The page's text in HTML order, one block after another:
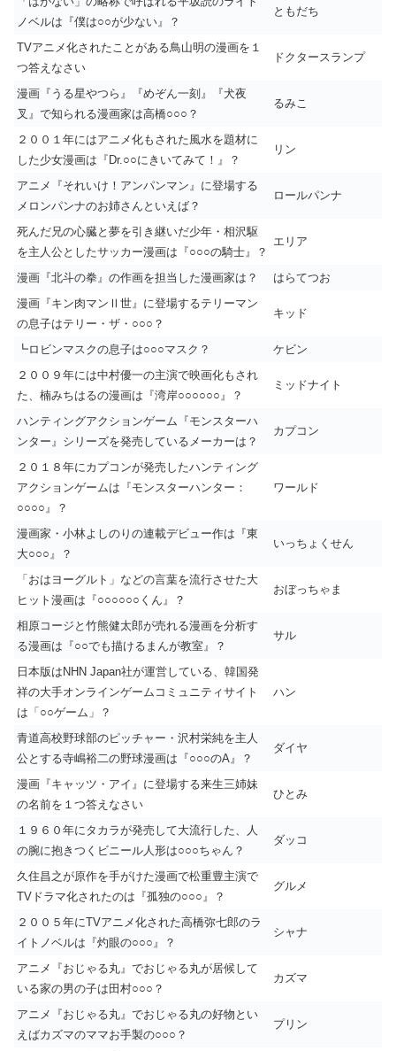
ノベルは『僕は○○が少ない』？
ともだち
TVアニメ化されたことがある鳥山明の漫画を１
つ答えなさい
ドクタースランプ
漫画『うる星やつら』『めぞん一刻』『犬夜
叉』で知られる漫画家は高橋○○○？
るみこ
２００１年にはアニメ化もされた風水を題材に
した少女漫画は『Dr.○○にきいてみて！』？
リン
アニメ『それいけ！アンパンマン』に登場する
メロンパンナのお姉さんといえば？
ロールパンナ
死んだ兄の心臓と夢を引き継いだ少年・相沢駆
を主人公としたサッカー漫画は『○○○の騎士』？
エリア
漫画『北斗の拳』の作画を担当した漫画家は？
はらてつお
漫画『キン肉マンⅡ世』に登場するテリーマン
の息子はテリー・ザ・○○○？
キッド
┗ロビンマスクの息子は○○○マスク？
ケビン
２００９年には中村優一の主演で映画化もされ
た、楠みちはるの漫画は『湾岸○○○○○○』？
ミッドナイト
ハンティングアクションゲーム『モンスターハ
ンター』シリーズを発売しているメーカーは？
カプコン
２０１８年にカプコンが発売したハンティング
アクションゲームは『モンスターハンター：
○○○○』？
ワールド
漫画家・小林よしのりの連載デビュー作は『東
大○○○』？
いっちょくせん
「おはヨーグルト」などの言葉を流行させた大
ヒット漫画は『○○○○○○くん』？
おぼっちゃま
相原コージと竹熊健太郎が売れる漫画を分析す
る漫画は『○○でも描けるまんが教室』？
サル
日本版はNHN Japan社が運営している、韓国発
祥の大手オンラインゲームコミュニティサイト
は「○○ゲーム」？
ハン
青道高校野球部のピッチャー・沢村栄純を主人
公とする寺嶋裕二の野球漫画は『○○○のA』？
ダイヤ
漫画『キャッツ・アイ』に登場する来生三姉妹
の名前を１つ答えなさい
ひとみ
１９６０年にタカラが発売して大流行した、人
の腕に抱きつくビニール人形は○○○ちゃん？
ダッコ
久住昌之が原作を手がけた漫画で松重豊主演で
TVドラマ化されたのは『孤独の○○○』？
グルメ
２００５年にTVアニメ化された高橋弥七郎のラ
イトノベルは『灼眼の○○○』？
シャナ
アニメ『おじゃる丸』でおじゃる丸が居候して
いる家の男の子は田村○○○？
カズマ
アニメ『おじゃる丸』でおじゃる丸の好物とい
えばカズマのママお手製の○○○？
プリン